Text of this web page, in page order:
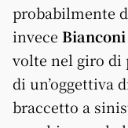
probabilmente
invece Bianconi
volte nel giro di
di un’oggettiva
braccetto a